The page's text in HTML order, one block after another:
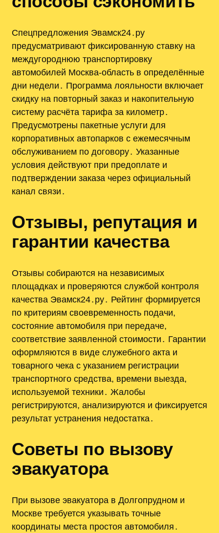
Спецпредложения Эвамск24․ру
предусматривают фиксированную ставку на
междугороднюю транспортировку
автомобилей Москва‑область в определённые
дни недели․ Программа лояльности включает
скидку на повторный заказ и накопительную
систему расчёта тарифа за километр․
Предусмотрены пакетные услуги для
корпоративных автопарков с ежемесячным
обслуживанием по договору․ Указанные
условия действуют при предоплате и
подтверждении заказа через официальный
канал связи․
Отзывы, репутация и
гарантии качества
Отзывы собираются на независимых
площадках и проверяются службой контроля
качества Эвамск24․ру․ Рейтинг формируется
по критериям своевременность подачи,
состояние автомобиля при передаче,
соответствие заявленной стоимости․ Гарантии
оформляются в виде служебного акта и
товарного чека с указанием регистрации
транспортного средства, времени выезда,
используемой техники․ Жалобы
регистрируются, анализируются и фиксируется
результат устранения недостатка․
Советы по вызову
эвакуатора
При вызове эвакуатора в Долгопрудном и
Москве требуется указывать точные
координаты места простоя автомобиля․